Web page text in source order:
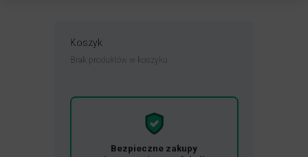
Koszyk
Brak produktów w koszyku.
Bezpieczne zakupy